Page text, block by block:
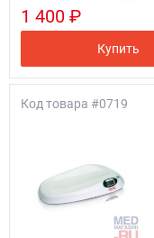
1 400 ₽
Купить
Код товара #0719